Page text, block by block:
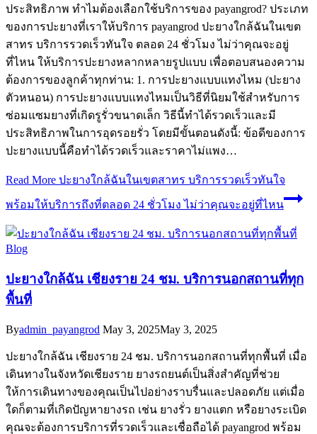
ประสิทธิภาพ ทำไมต้องเลือกใช้บริการของ payangrod? ประเภท
ของการปะยางที่เราให้บริการ payangrod ปะยางใกล้ฉันในเขต
สาทร บริการรวดเร็วทันใจ ตลอด 24 ชั่วโมง ไม่ว่าคุณจะอยู่
ที่ไหน ให้บริการปะยางหลากหลายรูปแบบ เพื่อตอบสนองความ
ต้องการของลูกค้าทุกท่าน: 1. การปะยางแบบแทงไหม (ปะยาง
ตัวหนอน) การปะยางแบบแทงไหมเป็นวิธีที่นิยมใช้สำหรับการ
ซ่อมแซมยางที่เกิดรูรั่วขนาดเล็ก วิธีนี้ทำได้รวดเร็วและมี
ประสิทธิภาพในการอุดรอยรั่ว โดยมีขั้นตอนดังนี้: ข้อดีของการ
ปะยางแบบนี้คือทำได้รวดเร็วและราคาไม่แพง…
Read More ปะยางใกล้ฉันในเขตสาทร บริการรวดเร็วทันใจ
พร้อมให้บริการถึงที่ตลอด 24 ชั่วโมง ไม่ว่าคุณจะอยู่ที่ไหน
Blog
ปะยางใกล้ฉัน เชียงราย 24 ชม. บริการนอกสถานที่ทุก
พื้นที่
Byadmin_payangrod May 3, 2025May 3, 2025
ปะยางใกล้ฉัน เชียงราย 24 ชม. บริการนอกสถานที่ทุกพื้นที่ เมื่อ
เดินทางในจังหวัดเชียงราย ยางรถยนต์เป็นสิ่งสำคัญที่ช่วย
ให้การเดินทางของคุณเป็นไปอย่างราบรื่นและปลอดภัย แต่เมื่อ
ใดก็ตามที่เกิดปัญหายางรถ เช่น ยางรั่ว ยางแตก หรือยางระเบิด
คุณจะต้องการบริการที่รวดเร็วและเชื่อถือได้ payangrod พร้อม